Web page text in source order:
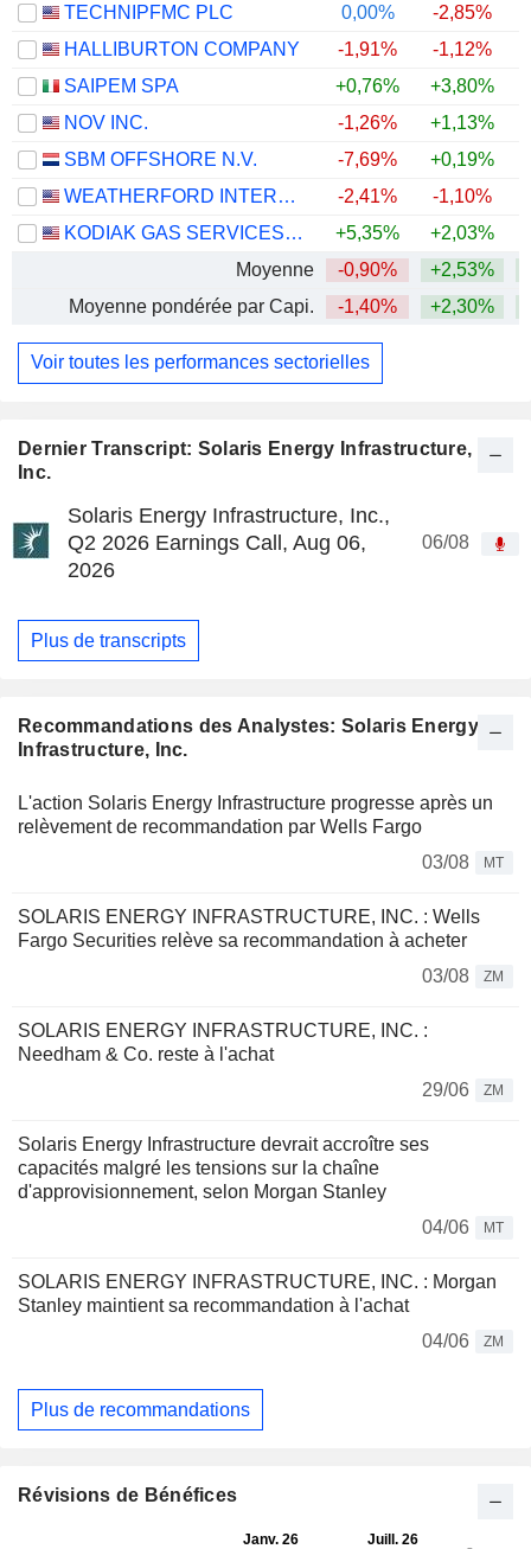
Dernier Transcript: Solaris Energy Infrastructure,
Inc.
Solaris Energy Infrastructure, Inc.,
Q2 2026 Earnings Call, Aug 06,
2026
06/08
Plus de transcripts
Recommandations des Analystes: Solaris Energy
Infrastructure, Inc.
L'action Solaris Energy Infrastructure progresse après un
relèvement de recommandation par Wells Fargo
03/08
MT
SOLARIS ENERGY INFRASTRUCTURE, INC. : Wells
Fargo Securities relève sa recommandation à acheter
03/08
ZM
SOLARIS ENERGY INFRASTRUCTURE, INC. :
Needham & Co. reste à l'achat
29/06
ZM
Solaris Energy Infrastructure devrait accroître ses
capacités malgré les tensions sur la chaîne
d'approvisionnement, selon Morgan Stanley
04/06
MT
SOLARIS ENERGY INFRASTRUCTURE, INC. : Morgan
Stanley maintient sa recommandation à l'achat
04/06
ZM
Plus de recommandations
TECHNIPFMC PLC
0,00% -2,85%
HALLIBURTON COMPANY
-1,91% -1,12%
SAIPEM SPA
+0,76% +3,80%
NOV INC.
-1,26% +1,13%
SBM OFFSHORE N.V.
-7,69% +0,19%
WEATHERFORD INTERNATIONAL PLC
-2,41% -1,10%
KODIAK GAS SERVICES, INC.
+5,35% +2,03%
Moyenne
-0,90% +2,53%
Moyenne pondérée par Capi.
-1,40% +2,30%
Voir toutes les performances sectorielles
Révisions de Bénéfices